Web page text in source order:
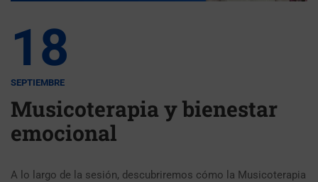
18
SEPTIEMBRE
Musicoterapia y bienestar
emocional
A lo largo de la sesión, descubriremos cómo la Musicoterapia